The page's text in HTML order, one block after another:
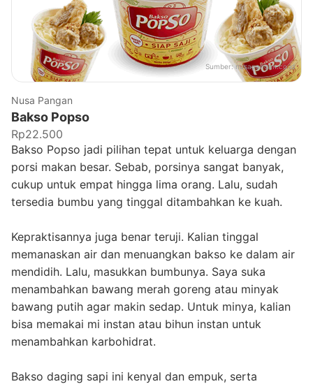
Sumber:nusapangan.co.id
Nusa Pangan
Bakso Popso
Rp22.500
Bakso Popso jadi pilihan tepat untuk keluarga dengan
porsi makan besar. Sebab, porsinya sangat banyak,
cukup untuk empat hingga lima orang. Lalu, sudah
tersedia bumbu yang tinggal ditambahkan ke kuah.
Kepraktisannya juga benar teruji. Kalian tinggal
memanaskan air dan menuangkan bakso ke dalam air
mendidih. Lalu, masukkan bumbunya. Saya suka
menambahkan bawang merah goreng atau minyak
bawang putih agar makin sedap. Untuk minya, kalian
bisa memakai mi instan atau bihun instan untuk
menambahkan karbohidrat.
Bakso daging sapi ini kenyal dan empuk, serta